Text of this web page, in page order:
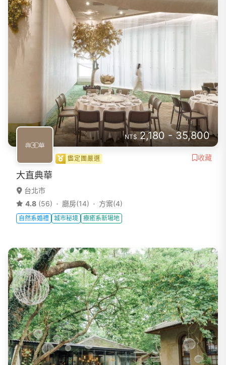
NT$ 2,180 - 35,800
鑑定團嚴選 收藏
大直典華
台北市
4.8 (56) 廳房(14) 方案(4)
自然系婚禮 城市秘境 療癒系新場地